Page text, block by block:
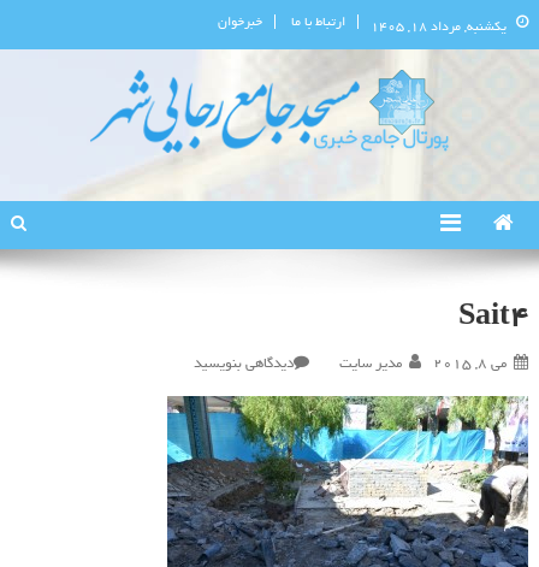
یکشنبه, مرداد ۱۸, ۱۴۰۵ ارتباط با ما خبرخوان
پورتال اطلاع‌رسانی مسجد جامع
Sait4
می 8, 2015 مدیر سایت دیدگاهی بنویسیددر